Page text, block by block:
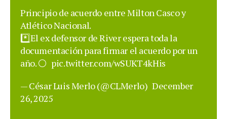
Principio de acuerdo entre Milton Casco y
Atlético Nacional.
*️⃣El ex defensor de River espera toda la
documentación para firmar el acuerdo por un
año. ⚪️ pic.twitter.com/wSUKT4kHis
— César Luis Merlo (@CLMerlo) December
26, 2025